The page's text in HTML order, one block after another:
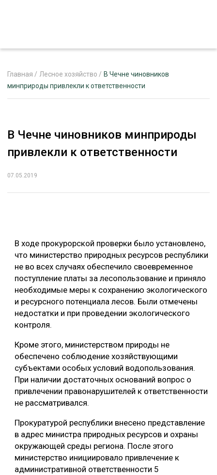
РЕКЛАМОДАТЕЛЯМ
ЛЕСНОЕ ХОЗЯЙСТВО
ЦИФРОВАЯ СРЕДА
БИОЭНЕРГЕТИКА
ЛЕСОВОССТАНОВЛЕНИЕ И ЗАЩИТА
ЛОГИСТИКА
ПРОИЗВОДСТВО ДРЕВЕСНЫХ ПЛИТ
КОМПЛЕКСНАЯ ПЕРЕРАБОТКА
ЛЕСОПИЛЕНИЕ
ДЕРЕВЯННОЕ ДОМОСТРОЕНИЕ
СОРТИРОВКА ДРЕВЕСИНЫ
СУШКА ДРЕВЕСИНЫ
МЕБЕЛЬНОЕ ПРОИЗВОДСТВО
ТЕМАТИЧЕСКИЕ ПРОЕКТЫ
Главная / Лесное хозяйство / В Чечне чиновников
минприроды привлекли к ответственности
В Чечне чиновников минприроды
привлекли к ответственности
07.05.2019
В ходе прокурорской проверки было установлено,
что министерство природных ресурсов республики
не во всех случаях обеспечило своевременное
поступление платы за лесопользование и приняло
необходимые меры к сохранению экологического
и ресурсного потенциала лесов. Были отмечены
недостатки и при проведении экологического
контроля.
Кроме этого, министерством природы не
обеспечено соблюдение хозяйствующими
субъектами особых условий водопользования.
При наличии достаточных оснований вопрос о
привлечении правонарушителей к ответственности
не рассматривался.
Прокуратурой республики внесено представление
в адрес министра природных ресурсов и охраны
окружающей среды региона. После этого
министерство инициировало привлечение к
административной ответственности 5